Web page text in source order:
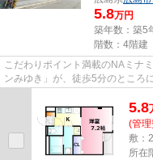
5.8万円
築年数：築5
階数：4階建
こだわりポイント満載のNAミナ
ンみゆき」が、徒歩5分のところ
5.8
(管
敷：
所在